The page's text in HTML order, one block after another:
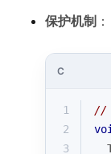
保护机制 ：
C
1
//
2
3